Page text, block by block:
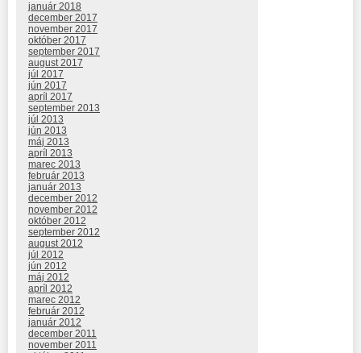
január 2018
december 2017
november 2017
október 2017
september 2017
august 2017
júl 2017
jún 2017
apríl 2017
september 2013
júl 2013
jún 2013
máj 2013
apríl 2013
marec 2013
február 2013
január 2013
december 2012
november 2012
október 2012
september 2012
august 2012
júl 2012
jún 2012
máj 2012
apríl 2012
marec 2012
február 2012
január 2012
december 2011
november 2011